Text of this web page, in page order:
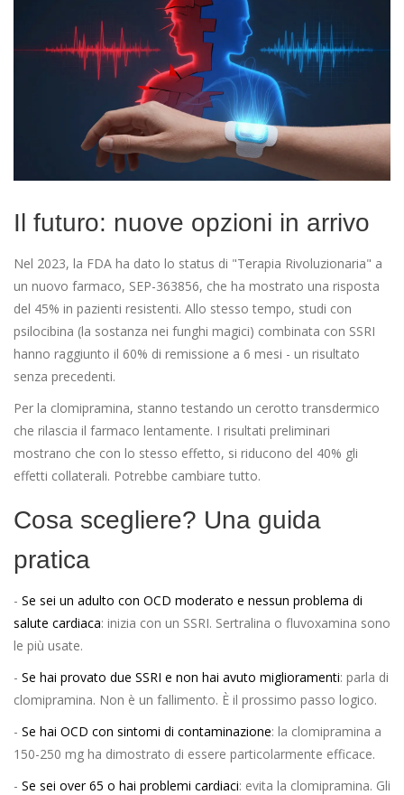
Il futuro: nuove opzioni in arrivo
Nel 2023, la FDA ha dato lo status di "Terapia Rivoluzionaria" a
un nuovo farmaco, SEP-363856, che ha mostrato una risposta
del 45% in pazienti resistenti. Allo stesso tempo, studi con
psilocibina (la sostanza nei funghi magici) combinata con SSRI
hanno raggiunto il 60% di remissione a 6 mesi - un risultato
senza precedenti.
Per la clomipramina, stanno testando un cerotto transdermico
che rilascia il farmaco lentamente. I risultati preliminari
mostrano che con lo stesso effetto, si riducono del 40% gli
effetti collaterali. Potrebbe cambiare tutto.
Cosa scegliere? Una guida
pratica
- Se sei un adulto con OCD moderato e nessun problema di
salute cardiaca: inizia con un SSRI. Sertralina o fluvoxamina sono
le più usate.
- Se hai provato due SSRI e non hai avuto miglioramenti: parla di
clomipramina. Non è un fallimento. È il prossimo passo logico.
- Se hai OCD con sintomi di contaminazione: la clomipramina a
150-250 mg ha dimostrato di essere particolarmente efficace.
- Se sei over 65 o hai problemi cardiaci: evita la clomipramina. Gli